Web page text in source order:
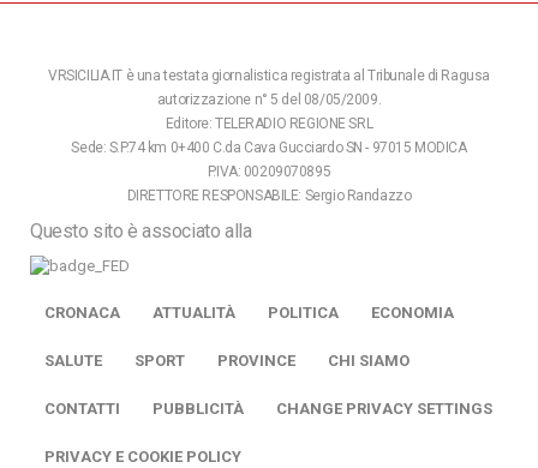
VRSICILIA.IT è una testata giornalistica registrata al Tribunale di Ragusa
autorizzazione n° 5 del 08/05/2009.
Editore: TELERADIO REGIONE SRL
Sede: S.P.74 km 0+400 C.da Cava Gucciardo SN - 97015 MODICA
P.IVA: 00209070895
DIRETTORE RESPONSABILE: Sergio Randazzo
Questo sito è associato alla
CRONACA ATTUALITÀ POLITICA ECONOMIA
SALUTE SPORT PROVINCE CHI SIAMO
CONTATTI PUBBLICITÀ CHANGE PRIVACY SETTINGS
PRIVACY E COOKIE POLICY